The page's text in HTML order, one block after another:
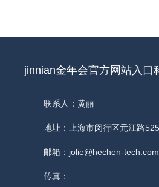
jinnian金年会官方网站入口
联系人：黄丽
地址：上海市闵行区元江路
邮箱：jolie@hechen-tech.com
传真：